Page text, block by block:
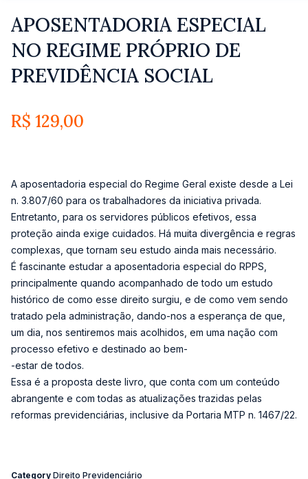
APOSENTADORIA ESPECIAL
NO REGIME PRÓPRIO DE
PREVIDÊNCIA SOCIAL
R$ 129,00
A aposentadoria especial do Regime Geral existe desde a Lei
n. 3.807/60 para os trabalhadores da iniciativa privada.
Entretanto, para os servidores públicos efetivos, essa
proteção ainda exige cuidados. Há muita divergência e regras
complexas, que tornam seu estudo ainda mais necessário.
É fascinante estudar a aposentadoria especial do RPPS,
principalmente quando acompanhado de todo um estudo
histórico de como esse direito surgiu, e de como vem sendo
tratado pela administração, dando-nos a esperança de que,
um dia, nos sentiremos mais acolhidos, em uma nação com
processo efetivo e destinado ao bem-
-estar de todos.
Essa é a proposta deste livro, que conta com um conteúdo
abrangente e com todas as atualizações trazidas pelas
reformas previdenciárias, inclusive da Portaria MTP n. 1467/22.
Category Direito Previdenciário